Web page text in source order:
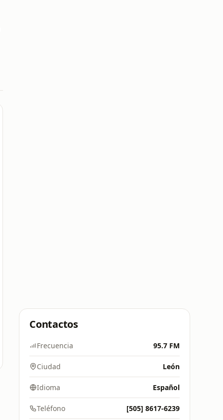
Contactos
Frecuencia 95.7 FM
Ciudad León
Idioma Español
Teléfono [505] 8617-6239